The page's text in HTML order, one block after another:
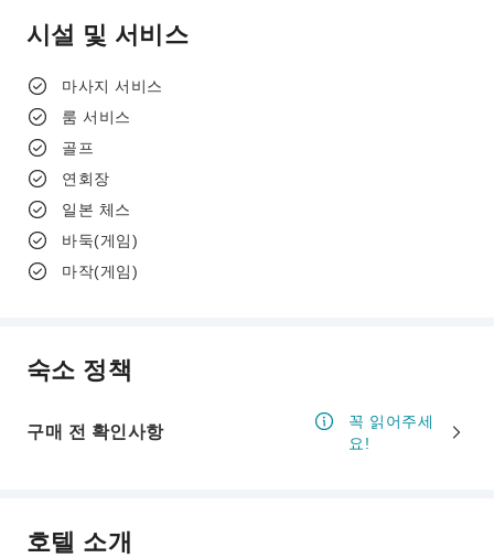
시설 및 서비스
마사지 서비스
룸 서비스
골프
연회장
일본 체스
바둑(게임)
마작(게임)
숙소 정책
구매 전 확인사항
꼭 읽어주세
요!
호텔 소개